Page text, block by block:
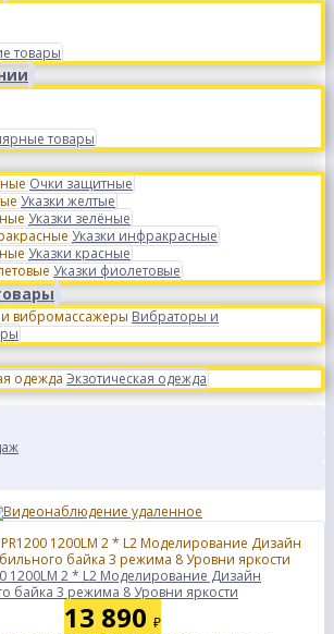
товары
товары
Очки защитные
Указки желтые
Указки зелёные
Указки инфракрасные
Указки красные
Указки фиолетовые
Вибраторы и
Экзотическая одежда
1200LM 2 * L2 Моделирование Дизайн
байка 3 режима 8 Уровни яркости
13 890 ₽